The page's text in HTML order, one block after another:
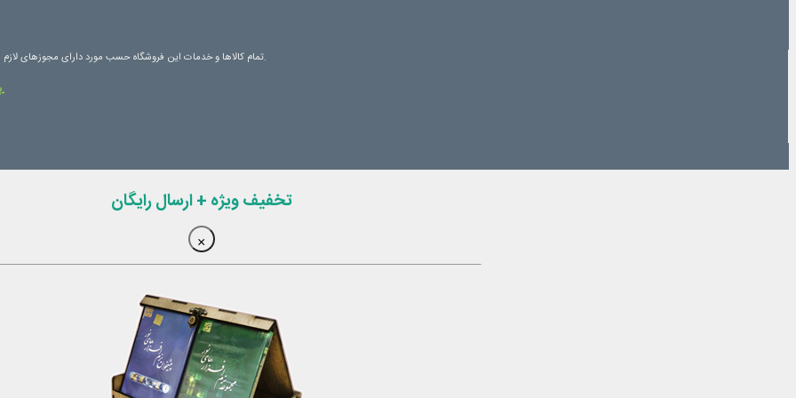
تمام کالاها و خدمات این فروشگاه حسب مورد دارای مجوزهای لازم از مراجع مربوطه می باشند و فعالیت های این سایت تابع قوانین و مقررات جمهوری اسلامی ایران است.
پایگاه نورشاپ بر روی سرورهای قدرتمند مرکز داده نور میزبانی میشود و دارای ترافیک داخلی می باشد.
تخفیف ویژه + ارسال رایگان
×